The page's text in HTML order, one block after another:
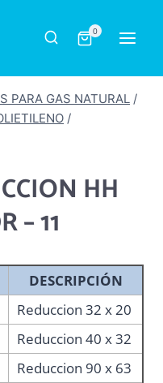
0
PARA GAS NATURAL /
/
HH
– 11
DESCRIPCIÓN
Reduccion 32 x 20
Reduccion 40 x 32
Reduccion 90 x 63